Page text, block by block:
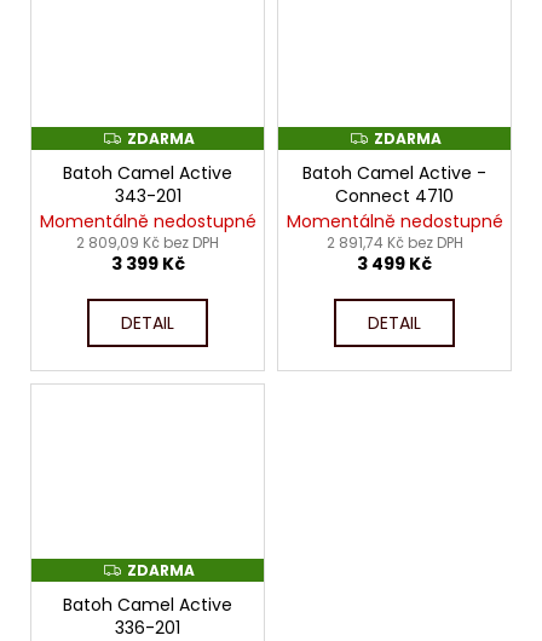
Z
D
A
R
M
A
ZDARMA
Batoh Camel Active
343-201
Momentálně nedostupné
2 809,09 Kč bez DPH
3 399 Kč
DETAIL
Z
D
A
R
M
A
ZDARMA
Batoh Camel Active -
Connect 4710
Momentálně nedostupné
2 891,74 Kč bez DPH
3 499 Kč
DETAIL
Z
D
A
R
M
ZDARMA
Batoh Camel Active
336-201